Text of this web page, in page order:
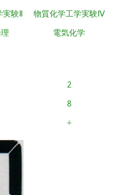
実験Ⅱ 物質化学工学実験Ⅳ
電気化学
2
8
÷